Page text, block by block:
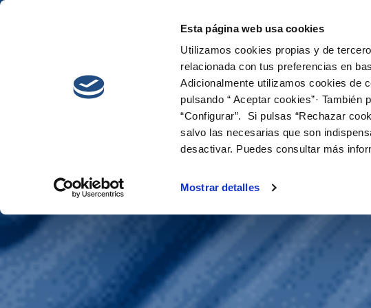
Esta página web usa cookies
Utilizamos cookies propias y de
relacionada con tus preferencias en
Adicionalmente utilizamos cookies de
pulsando “ Aceptar cookies”·
“Configurar”. Si pulsas “Rechazar
salvo las necesarias que son
desactivar. Puedes consultar más
Mostrar detalles
Cetaqua Innovación
Mataró Reuse